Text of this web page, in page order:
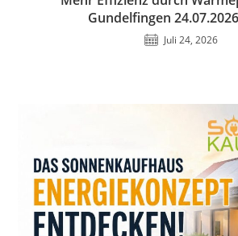
Gundelfingen
Juli 24, 2026